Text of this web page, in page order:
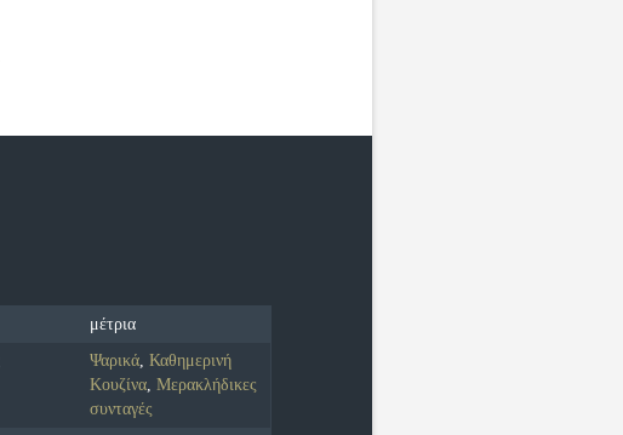
μέτρια
Ψαρικά,Καθημερινή
Κουζίνα,Μερακλήδικες
συνταγές